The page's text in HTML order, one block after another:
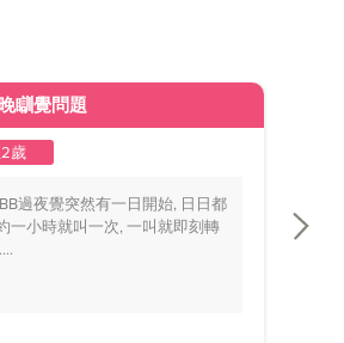
瞓覺問題
2歲
過夜覺突然有一日開始, 日日都
一小時就叫一次, 一叫就即刻轉